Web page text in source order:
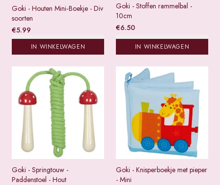
Goki - Houten Mini‑Boekje - Div
soorten
€5.99
IN WINKELWAGEN
Goki - Stoffen rammelbal -
10cm
€6.50
IN WINKELWAGEN
Goki - Springtouw -
Paddenstoel - Hout
Goki - Knisperboekje met pieper
- Mini